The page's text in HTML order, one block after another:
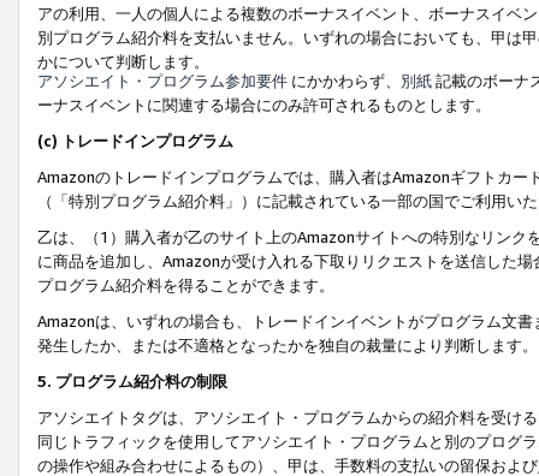
アの利用、一人の個人による複数のボーナスイベント、ボーナスイベ
別プログラム紹介料を支払いません。いずれの場合においても、甲は
かについて判断します。
アソシエイト・プログラム参加要件 にかかわらず、 別紙記載のボーナ
ーナスイベントに関連する場合にのみ許可されるものとします。
(c) トレードインプログラム
Amazonのトレードインプログラムでは、購入者はAmazonギフトカ
（「特別プログラム紹介料」）に記載されている一部の国でご利用い
乙は、（1）購入者が乙のサイト上のAmazonサイトへの特別なリン
に商品を追加し、Amazonが受け入れる下取りリクエストを送信した
プログラム紹介料を得ることができます。
Amazonは、いずれの場合も、トレードインイベントがプログラム文
発生したか、または不適格となったかを独自の裁量により判断します。
5. プログラム紹介料の制限
アソシエイトタグは、アソシエイト・プログラムからの紹介料を受け
同じトラフィックを使用してアソシエイト・プログラムと別のプログ
の操作や組み合わせによるもの）、甲は、手数料の支払いの留保およ